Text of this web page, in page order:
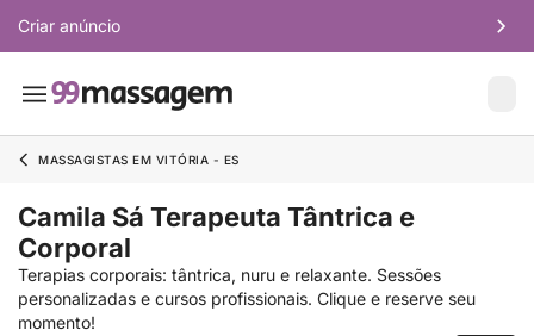
Criar anúncio
MASSAGISTAS EM VITÓRIA - ES
Camila Sá Terapeuta Tântrica e
Corporal
Terapias corporais: tântrica, nuru e relaxante. Sessões
personalizadas e cursos profissionais. Clique e reserve seu
momento!